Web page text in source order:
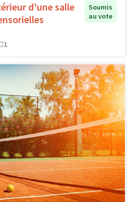
d'une salle
Soumis
au vote
1